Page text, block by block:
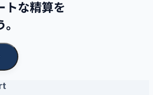
トな精算を